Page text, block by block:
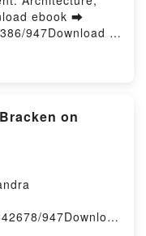
ebook ➡
947Download or
(PDF ePub Mobi)
Other Modern
Read Online,
1920-
Movement:
Modern
Kindle, The
1920-1970
on
947Download